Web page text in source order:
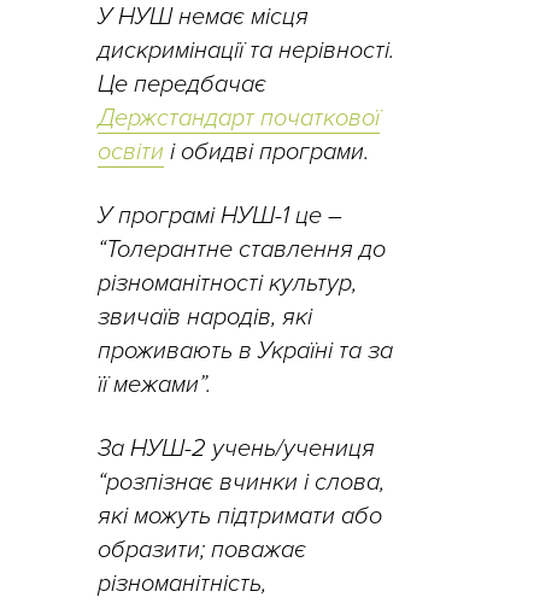
У НУШ немає місця
дискримінації та нерівності.
Це передбачає
Держстандарт початкової
освіти і обидві програми.
У програмі НУШ-1 це –
“Толерантне ставлення до
різноманітності культур,
звичаїв народів, які
проживають в Україні та за
її межами”.
За НУШ-2 учень/учениця
“розпізнає вчинки і слова,
які можуть підтримати або
образити; поважає
різноманітність,